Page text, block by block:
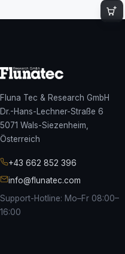
Fluna Tec & Research GmbH
Dr.-Hans-Lechner-Straße 6
5071 Wals-Siezenheim,
Österreich
+43 662 852 396
info@flunatec.com
Support-Hotline: Mo–Fr 08:00–
16:00